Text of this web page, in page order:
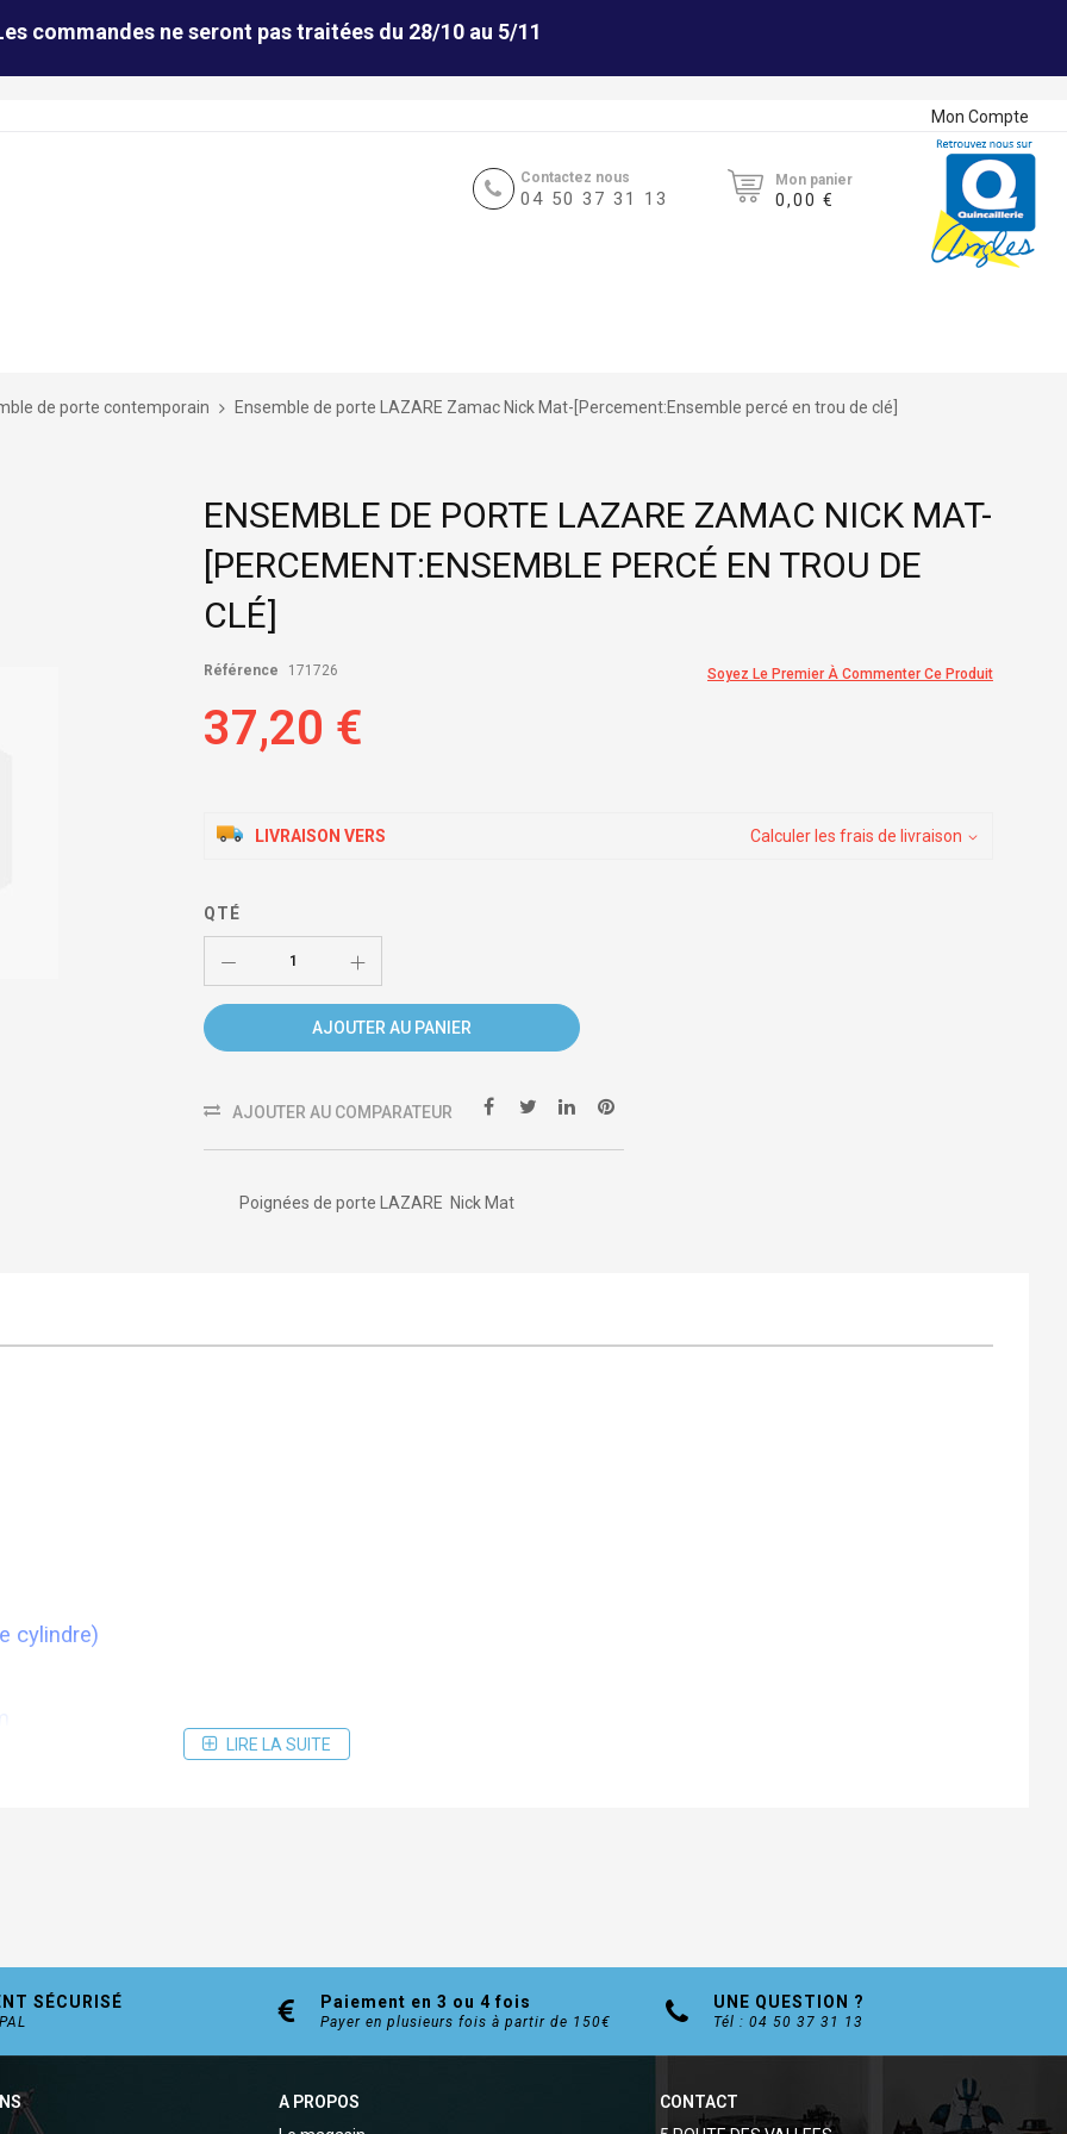
commandes ne seront pas traitées du 28/10 au 5/11
Mon Compte
Contactez nous
04 50 37 31 13
Mon panier
0,00 €
de porte contemporain Ensemble de porte LAZARE Zamac Nick Mat-[Percement:Ensemble percé en trou de clé]
ENSEMBLE DE PORTE LAZARE ZAMAC NICK MAT-
[PERCEMENT:ENSEMBLE PERCÉ EN TROU DE
CLÉ]
Soyez Le Premier À Commenter Ce Produit
Référence 171726
37,20 €
LIVRAISON VERS Calculer les frais de livraison
QTÉ
AJOUTER AU PANIER
AJOUTER AU COMPARATEUR
Poignées de porte LAZARE Nick Mat
cylindre)
LIRE LA SUITE
SÉCURISÉ Paiement en 3 ou 4 fois
Payer en plusieurs fois à partir de 150€
UNE QUESTION ?
Tél : 04 50 37 31 13
A PROPOS
CONTACT